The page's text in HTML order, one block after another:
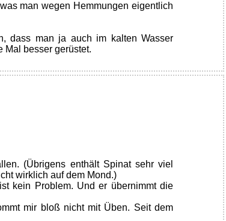
man wegen Hemmungen eigentlich
dass man ja auch im kalten Wasser
Mal besser gerüstet.
(Übrigens enthält Spinat sehr viel
wirklich auf dem Mond.)
kein Problem. Und er übernimmt die
mir bloß nicht mit Üben. Seit dem